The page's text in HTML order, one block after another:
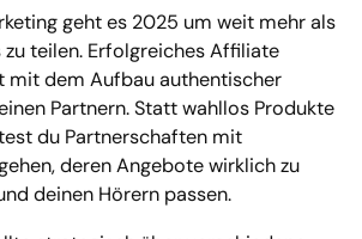
geht es 2025 um weit mehr als
teilen. Erfolgreiches Affiliate
mit dem Aufbau authentischer
Partnern. Statt wahllos Produkte
du Partnerschaften mit
deren Angebote wirklich zu
deinen Hörern passen.